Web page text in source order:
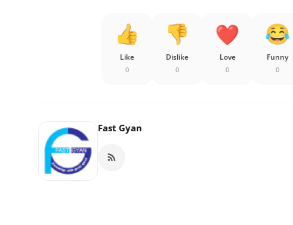
Like
0
Dislike
0
Love
0
Funny
0
Fast Gyan